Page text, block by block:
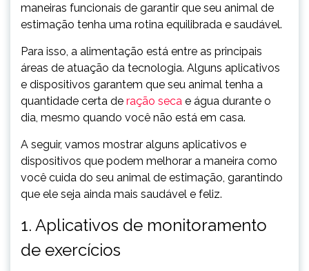
maneiras funcionais de garantir que seu animal de
estimação tenha uma rotina equilibrada e saudável.
Para isso, a alimentação está entre as principais
áreas de atuação da tecnologia. Alguns aplicativos
e dispositivos garantem que seu animal tenha a
quantidade certa de ração seca e água durante o
dia, mesmo quando você não está em casa.
A seguir, vamos mostrar alguns aplicativos e
dispositivos que podem melhorar a maneira como
você cuida do seu animal de estimação, garantindo
que ele seja ainda mais saudável e feliz.
1. Aplicativos de monitoramento
de exercícios